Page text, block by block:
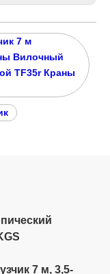
7 м
Вилочный
TF35r Краны
7 м, 3,5-